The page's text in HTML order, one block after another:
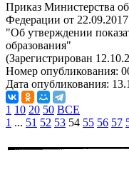
Приказ Министерства
Федерации от
"Об утверждении
образования"
(Зарегистрирован
Номер опубликования:
Дата опубликования:
1 10 20 50 ВСЕ
1 ... 51 52 53 54 55 56 57